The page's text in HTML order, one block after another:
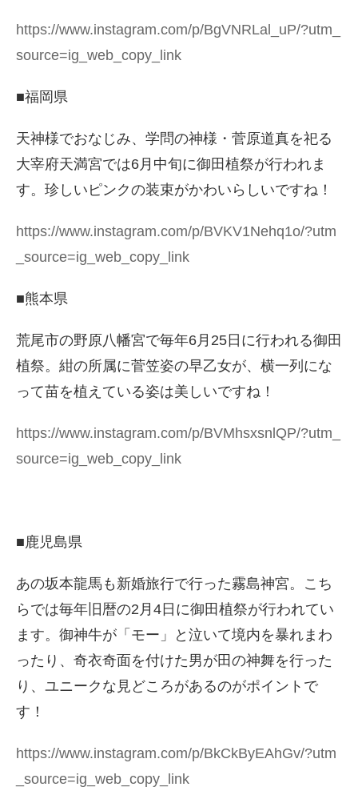
https://www.instagram.com/p/BgVNRLal_uP/?utm_
source=ig_web_copy_link
■福岡県
天神様でおなじみ、学問の神様・菅原道真を祀る
大宰府天満宮では6月中旬に御田植祭が行われま
す。珍しいピンクの装束がかわいらしいですね！
https://www.instagram.com/p/BVKV1Nehq1o/?utm
_source=ig_web_copy_link
■熊本県
荒尾市の野原八幡宮で毎年6月25日に行われる御田
植祭。紺の所属に菅笠姿の早乙女が、横一列にな
って苗を植えている姿は美しいですね！
https://www.instagram.com/p/BVMhsxsnlQP/?utm_
source=ig_web_copy_link
■鹿児島県
あの坂本龍馬も新婚旅行で行った霧島神宮。こち
らでは毎年旧暦の2月4日に御田植祭が行われてい
ます。御神牛が「モー」と泣いて境内を暴れまわ
ったり、奇衣奇面を付けた男が田の神舞を行った
り、ユニークな見どころがあるのがポイントで
す！
https://www.instagram.com/p/BkCkByEAhGv/?utm
_source=ig_web_copy_link